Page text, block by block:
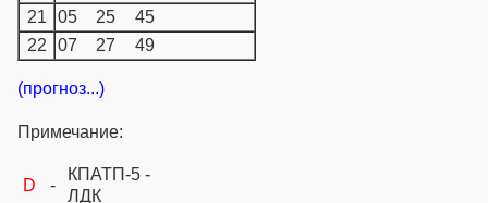
21
05 25
45
22
07 27 49
(прогноз...)
Примечание:
D -
КПАТП-5 -
ЛДК